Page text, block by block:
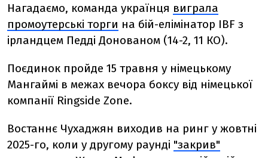
Нагадаємо, команда українця виграла
промоутерські торги на бій-елімінатор IBF з
ірландцем Педді Донованом (14-2, 11 КО).
Поєдинок пройде 15 травня у німецькому
Мангаймі в межах вечора боксу від німецької
компанії Ringside Zone.
Востаннє Чухаджян виходив на ринг у жовтні
2025-го, коли у другому раунді "закрив"